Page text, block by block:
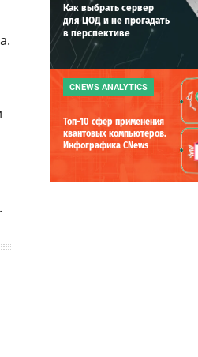
Как выбрать сервер
для ЦОД и не прогадать
в перспективе
CNEWS ANALYTICS
Топ-10 сфер применения
квантовых компьютеров.
Инфографика CNews